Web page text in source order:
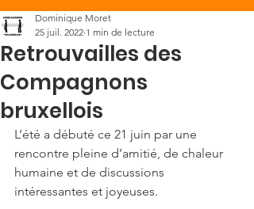
Retrouvailles des
Compagnons
bruxellois
Dominique Moret
25 juil. 2022 1 min de lecture
L’été a débuté ce 21 juin par une
rencontre pleine d’amitié, de chaleur
humaine et de discussions
intéressantes et joyeuses.